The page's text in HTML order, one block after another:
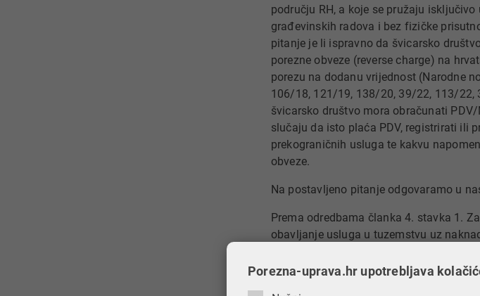
području RH, a koje se pružaju
građevinskih radova i bez fizičke
pitanje je li ispravno da švicarsko
porezne obveze (reverse charge) na
porezu na dodanu vrijednost (Narodne
106/18, 121/19, 138/20, 39/22, 113/
švicarsko društvo mora obračunati
slučaju da isto plaća PDV, registrirati ili
prekograničnih usluga te kakvu
obveze.
Na postavljeno pitanje odgovaramo u
Prema odredbama članka 4. stavka 1.
obavljanje usluga u tuzemstvu uz
Sukladno odredbama članka 17.
Porezna-uprava.hr upotrebljava